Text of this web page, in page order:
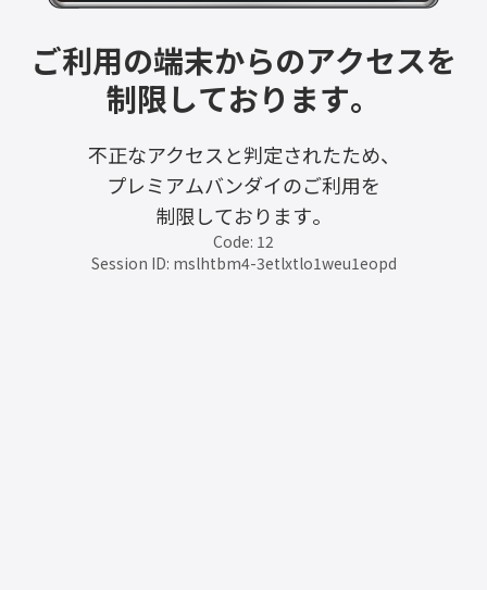
ご利用の端末からのアクセスを
制限しております。
不正なアクセスと判定されたため、
プレミアムバンダイのご利用を
制限しております。
Code: 12
Session ID: mslhtbm4-3etlxtlo1weu1eopd